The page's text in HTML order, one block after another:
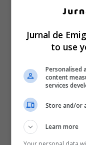
Jurnal de
to use
Personalised
content
services
Store and/or
Learn more